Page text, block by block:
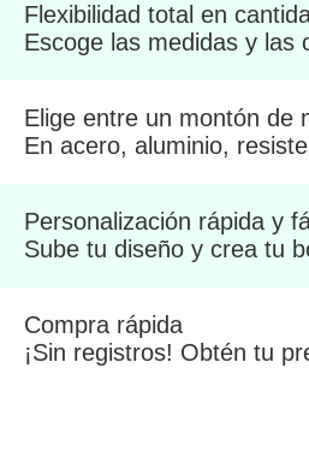
Flexibilidad total en
Escoge las medidas y las
Elige entre un montón de
En acero, aluminio,
Personalización rápida y
Sube tu diseño y crea tu
Compra rápida
¡Sin registros! Obtén tu